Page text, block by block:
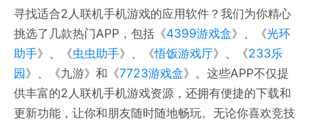
寻找适合2人联机手机游戏的应用软件？我们为你精心
挑选了几款热门APP，包括《4399游戏盒》、《光环
助手》、《虫虫助手》、《悟饭游戏厅》、《233乐
园》、《九游》和《7723游戏盒》。这些APP不仅提
供丰富的2人联机手机游戏资源，还拥有便捷的下载和
更新功能，让你和朋友随时随地畅玩。无论你喜欢竞技